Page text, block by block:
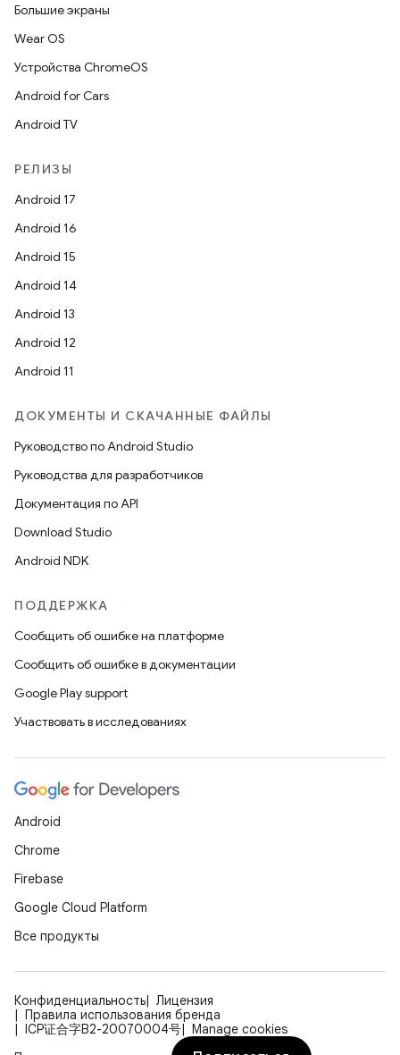
Большие экраны
Wear OS
Устройства ChromeOS
Android for Cars
Android TV
РЕЛИЗЫ
Android 17
Android 16
Android 15
Android 14
Android 13
Android 12
Android 11
ДОКУМЕНТЫ И СКАЧАННЫЕ ФАЙЛЫ
Руководство по Android Studio
Руководства для разработчиков
Документация по API
Download Studio
Android NDK
ПОДДЕРЖКА
Сообщить об ошибке на платформе
Сообщить об ошибке в документации
Google Play support
Участвовать в исследованиях
Android
Chrome
Firebase
Google Cloud Platform
Все продукты
Конфиденциальность
Лицензия
Правила использования бренда
ICP证合字B2-20070004号
Manage cookies